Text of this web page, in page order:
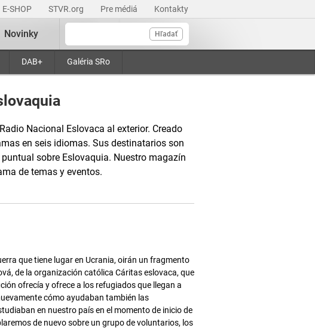
E-SHOP STVR.org Pre médiá Kontakty
Hľadať
DAB+ Galéria SRo
Novinky
Nacional Eslovaca al exterior. Creado
en seis idiomas. Sus destinatarios son
sobre Eslovaquia. Nuestro magazín
de temas y eventos.
que tiene lugar en Ucrania, oirán un fragmento
de la organización católica Cáritas eslovaca, que
ofrecía y ofrece a los refugiados que llegan a
cómo ayudaban también las
en nuestro país en el momento de inicio de
de nuevo sobre un grupo de voluntarios, los